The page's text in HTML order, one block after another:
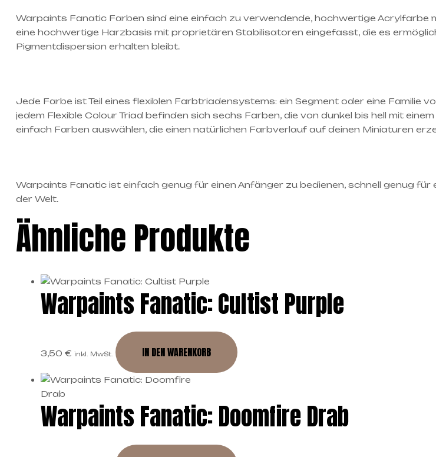
Warpaints Fanatic Farben sind eine einfach zu verwendende, hochwertige
eine hochwertige Harzbasis mit proprietären Stabilisatoren eingefasst, die es
Pigmentdispersion erhalten bleibt.
Jede Farbe ist Teil eines flexiblen Farbtriadensystems: ein Segment oder eine Familie
jedem Flexible Colour Triad befinden sich sechs Farben, die von dunkel bis hell mit
einfach Farben auswählen, die einen natürlichen Farbverlauf auf deinen Miniaturen
Warpaints Fanatic ist einfach genug für einen Anfänger zu bedienen, schnell genug
der Welt.
Ähnliche Produkte
Warpaints Fanatic: Cultist Purple
3,50 € inkl. MwSt. IN DEN WARENKORB
Warpaints Fanatic: Doomfire Drab